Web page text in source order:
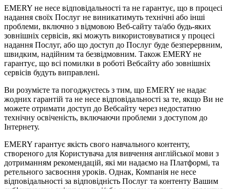
EMERY не несе відповідальності та не гарантує, що в процесі
надання своїх Послуг не виникатимуть технічні або інші
проблеми, включно з відмовою Веб-сайту та/або будь-яких
зовнішніх сервісів, які можуть використовуватися у процесі
надання Послуг, або що доступ до Послуг буде безперервним,
швидким, надійним та безвідмовним. Також EMERY не
гарантує, що всі помилки в роботі Вебсайту або зовнішніх
сервісів будуть виправлені.
Ви розумієте та погоджуєтесь з тим, що EMERY не надає
жодних гарантій та не несе відповідальності за те, якщо Ви не
можете отримати доступ до Вебсайту через недостатню
технічну освіченість, включаючи проблеми з доступом до
Інтернету.
EMERY гарантує якість свого навчального контенту,
створеного для Користувача для вивчення англійської мови з
дотриманням рекомендацій, які ми надаємо на Платформі, та
ретельного засвоєння уроків. Однак, Компанія не несе
відповідальності за відповідність Послуг та контенту Вашим